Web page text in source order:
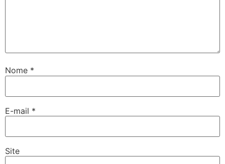
Nome *
E-mail *
Site